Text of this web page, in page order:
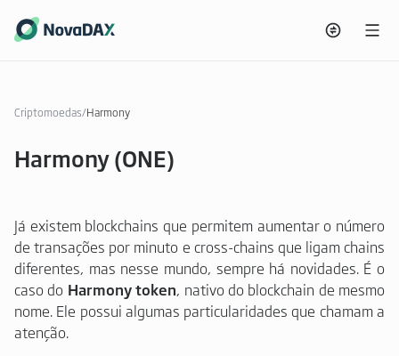
Criptomoedas/Harmony
Harmony (ONE)
Já existem blockchains que permitem aumentar o número
de transações por minuto e cross-chains que ligam chains
diferentes, mas nesse mundo, sempre há novidades. É o
caso do Harmony token, nativo do blockchain de mesmo
nome. Ele possui algumas particularidades que chamam a
atenção.